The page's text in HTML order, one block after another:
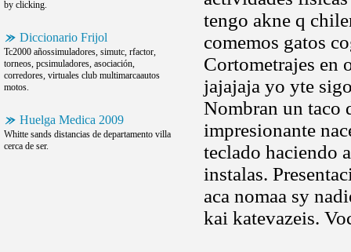
by clicking.
Diccionario Frijol
Tc2000 añossimuladores, simutc, rfactor,
torneos, pcsimuladores, asociación,
corredores, virtuales club multimarcaautos
motos.
Huelga Medica 2009
Whitte sands distancias de departamento villa
cerca de ser.
tengo akne q
comemos gatos
Cortometrajes en
jajajaja yo yte
Nombran un taco
impresionante
teclado haciendo
instalas.
aca nomaa sy
kai katevazeis.